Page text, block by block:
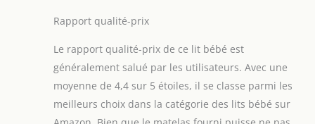
pour la peau
sensible des bébés.
La mousse de haute
qualité et élastique
soutient la colonne
Rapport qualité-prix
Le rapport qualité-prix de ce lit bébé est
généralement salué par les utilisateurs. Avec une
moyenne de 4,4 sur 5 étoiles, il se classe parmi les
meilleurs choix dans la catégorie des lits bébé sur